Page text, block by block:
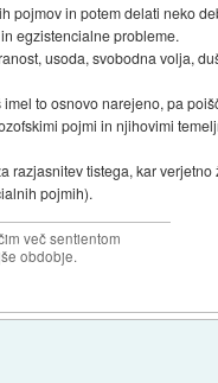
pojmov in potem delati neko
egzistencialne probleme.
usoda, svobodna volja,
to osnovo narejeno, pa
pojmi in njihovimi
razjasnitev tistega, kar
pojmih).
več sentientom
obdobje.